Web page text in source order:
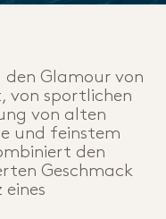
den Glamour von
von sportlichen
von alten
und feinstem
den
Geschmack